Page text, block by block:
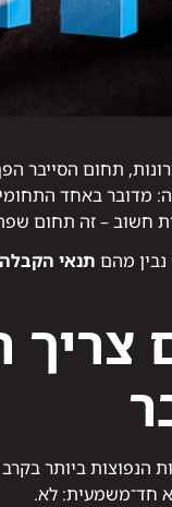
תחום הסייבר
מדובר באחד
חשוב – זה תחום
מהם תנאי הקבלה
צריך
הנפוצות ביותר
חד־משמעית: לא.